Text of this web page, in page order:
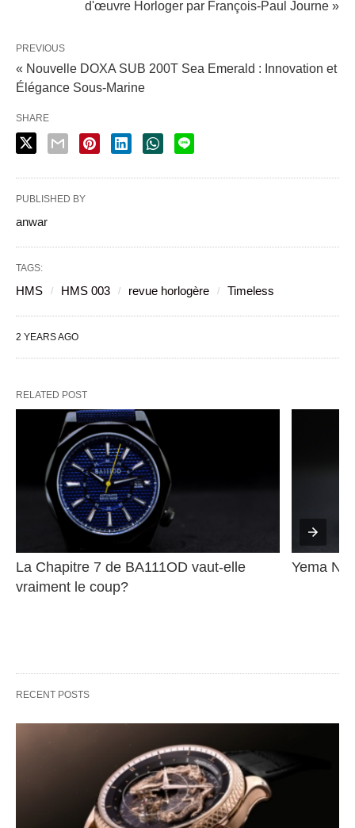
d'œuvre Horloger par François-Paul Journe »
PREVIOUS
« Nouvelle DOXA SUB 200T Sea Emerald : Innovation et
Élégance Sous-Marine
SHARE
PUBLISHED BY
anwar
TAGS:
HMS HMS 003 revue horlogère Timeless
2 YEARS AGO
RELATED POST
La Chapitre 7 de BA111OD vaut-elle
vraiment le coup?
Yema
RECENT POSTS